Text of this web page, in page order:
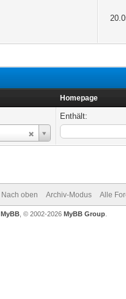
Homepage
Enthält:
Nach oben Archiv-Modus Alle
MyBB , © 2002-2026 MyBB Group